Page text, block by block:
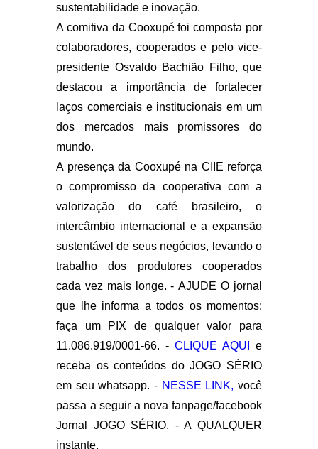
sustentabilidade e inovação.
A comitiva da Cooxupé foi composta por
colaboradores, cooperados e pelo vice-
presidente Osvaldo Bachião Filho, que
destacou a importância de fortalecer
laços comerciais e institucionais em um
dos mercados mais promissores do
mundo.
A presença da Cooxupé na CIIE reforça
o compromisso da cooperativa com a
valorização do café brasileiro, o
intercâmbio internacional e a expansão
sustentável de seus negócios, levando o
trabalho dos produtores cooperados
cada vez mais longe. -AJUDE O jornal
que lhe informa a todos os momentos:
faça um PIX de qualquer valor para
11.086.919/0001-66. - CLIQUE AQUI
e
receba os conteúdos do JOGO SÉRIO
em seu whatsapp. - NESSE LINK, você
passa a seguir a nova fanpage/facebook
Jornal JOGO SÉRIO. - A QUALQUER
instante,